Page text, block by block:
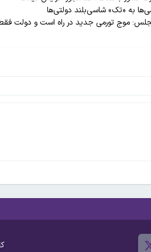
به «تک» شاسی‌بلند دولتی‌ها
موج تورمی جدید در راه است و دولت